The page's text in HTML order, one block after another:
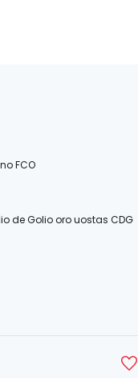
FCO
de Golio oro uostas CDG